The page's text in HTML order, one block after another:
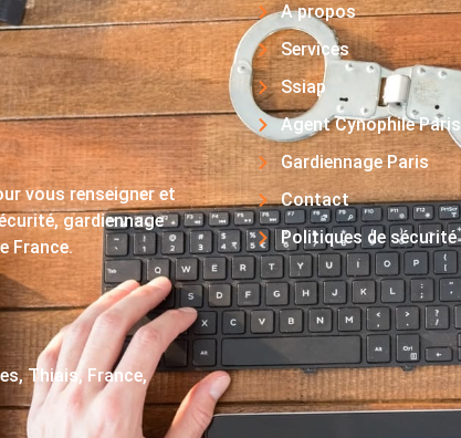
vous renseigner et
gardiennage
France.
Thiais, France,
A propos
Services
Ssiap
Agent Cynophile Paris
Gardiennage Paris
Contact
Politiques de sécurité